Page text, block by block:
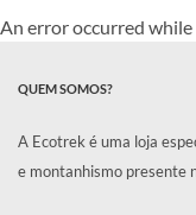
An error occurred
QUEM SOMOS?
A Ecotrek é uma loja
e montanhismo presente